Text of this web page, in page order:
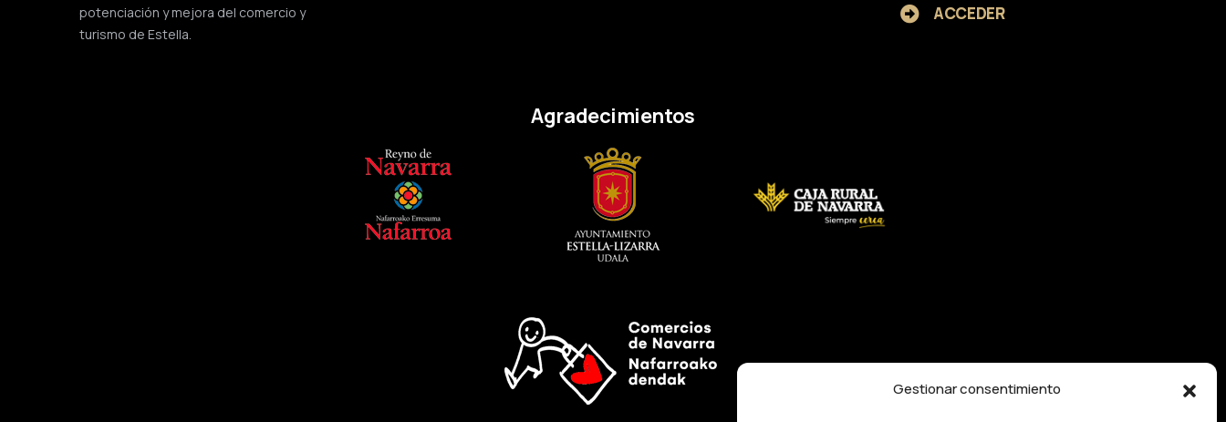
Gestionar consentimiento
potenciación y mejora del comercio y
turismo de Estella.
ACCEDER
Agradecimientos